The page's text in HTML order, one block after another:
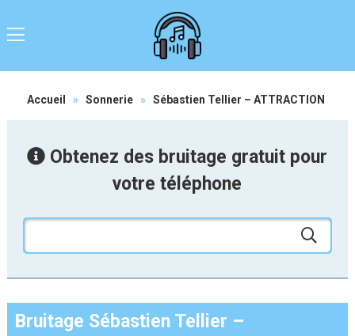
Accueil » Sonnerie » Sébastien Tellier – ATTRACTION
Obtenez des bruitage gratuit pour
votre téléphone
Bruitage Sébastien Tellier –